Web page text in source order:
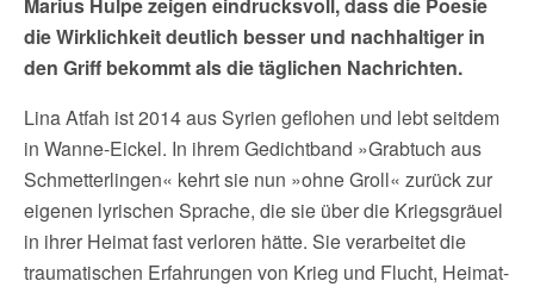
die Wirklichkeit deutlich besser und nachhaltiger in
den Griff bekommt als die täglichen Nachrichten.
Lina Atfah ist 2014 aus Syrien geflohen und lebt seitdem
in Wanne-Eickel. In ihrem Gedichtband »Grabtuch aus
Schmetterlingen« kehrt sie nun »ohne Groll« zurück zur
eigenen lyrischen Sprache, die sie über die Kriegsgräuel
in ihrer Heimat fast verloren hätte. Sie verarbeitet die
traumatischen Erfahrungen von Krieg und Flucht, Heimat-